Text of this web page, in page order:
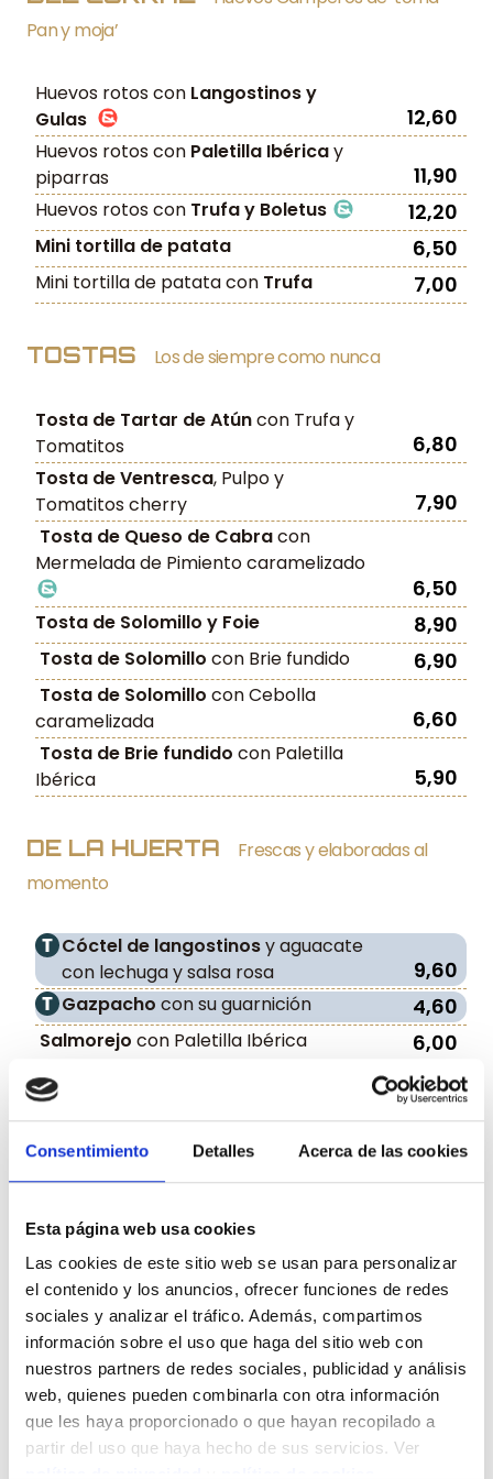
Consentimiento Detalles Acerca de las cookies
Esta página web usa cookies
Las cookies de este sitio web se usan para personalizar
el contenido y los anuncios, ofrecer funciones de redes
sociales y analizar el tráfico. Además, compartimos
información sobre el uso que haga del sitio web con
nuestros partners de redes sociales, publicidad y análisis
web, quienes pueden combinarla con otra información
que les haya proporcionado o que hayan recopilado a
partir del uso que haya hecho de sus servicios. Ver
Pan y moja’
Huevos rotos con Langostinos y
Gulas
12,60
Huevos rotos con Paletilla Ibéricay
piparras
11,90
Huevos rotos con Trufa y Boletus 12,20
Mini tortilla de patata 6,50
Mini tortilla de patata con Trufa 7,00
TOSTAS Los de siempre como nunca
Tosta de Tartar de Atúncon Trufa y
Tomatitos
6,80
Tosta de Ventresca, Pulpo y
Tomatitos cherry
7,90
Tosta de Queso de Cabracon
Mermelada de Pimiento caramelizado
6,50
Tosta de Solomillo y Foie 8,90
Tosta de Solomillo con Brie fundido 6,90
Tosta de Solomillo con Cebolla
caramelizada
6,60
Tosta de Brie fundido con Paletilla
Ibérica
5,90
DE LA HUERTA
Frescas y elaboradas al
momento
Cóctel de langostinosy aguacate
con lechuga y salsa rosa
9,60
Gazpacho con su guarnición 4,60
Salmorejo con Paletilla Ibérica 6,00
Hummus
Carasau crujiente
7,60
y Aceite de Trufa.
15,20
Queso Grana Padano, Brotes verdes y
crujiente de Wanton
Tomate de temporada
con
Ventresca y Aguacate
10,60
Corazones de Alcachofacon virutas
de Paletilla Ibérica
11,90
DE AQUÍ Nuestras recetas más tradicionales